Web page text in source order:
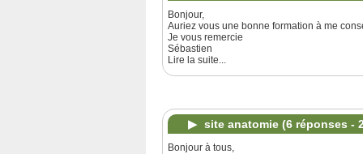
Bonjour,
Auriez vous une bonne formation à me
Je vous remercie
Sébastien
Lire la suite...
site anatomie (6 réponses -
Bonjour à tous,